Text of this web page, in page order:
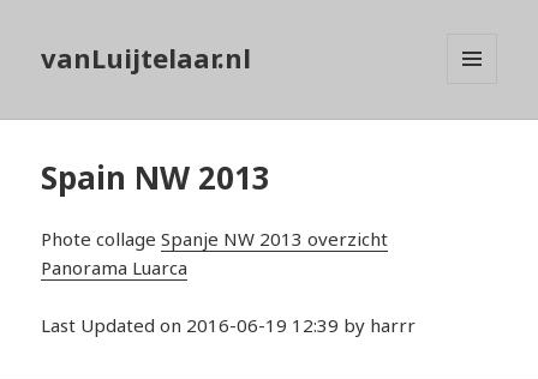
vanLuijtelaar.nl
Spain NW 2013
Phote collageSpanje NW 2013 overzicht
Panorama Luarca
Last Updated on 2016-06-19 12:39 by harrr